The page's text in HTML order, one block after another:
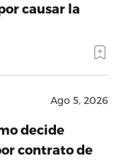
causar la
Ago 5, 2026
decide
contrato de